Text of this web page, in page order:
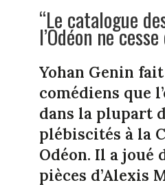
“Le catalogue
l’Odéon ne
Yohan Genin
comédiens que
dans la plupart
plébiscités à la
Odéon. Il a joué
pièces d’Alexis